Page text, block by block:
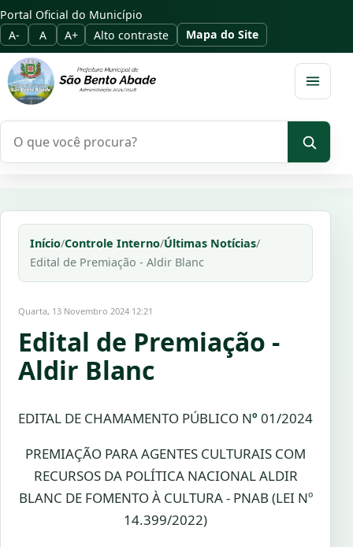
Portal Oficial do Município
A-
A A+ Alto contraste Mapa do Site
Abrir
Início/Controle Interno/Últimas Notícias/
Edital de Premiação - Aldir Blanc
Quarta, 13 Novembro 2024 12:21
Edital de Premiação -
Aldir Blanc
EDITAL DE CHAMAMENTO PÚBLICO Nº 01/2024
PREMIAÇÃO PARA AGENTES CULTURAIS COM
RECURSOS DA POLÍTICA NACIONAL ALDIR
BLANC DE FOMENTO À CULTURA - PNAB (LEI Nº
14.399/2022)